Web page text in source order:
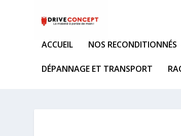
ACCUEIL NOS RECONDITIONNÉS
DÉPANNAGE ET TRANSPORT